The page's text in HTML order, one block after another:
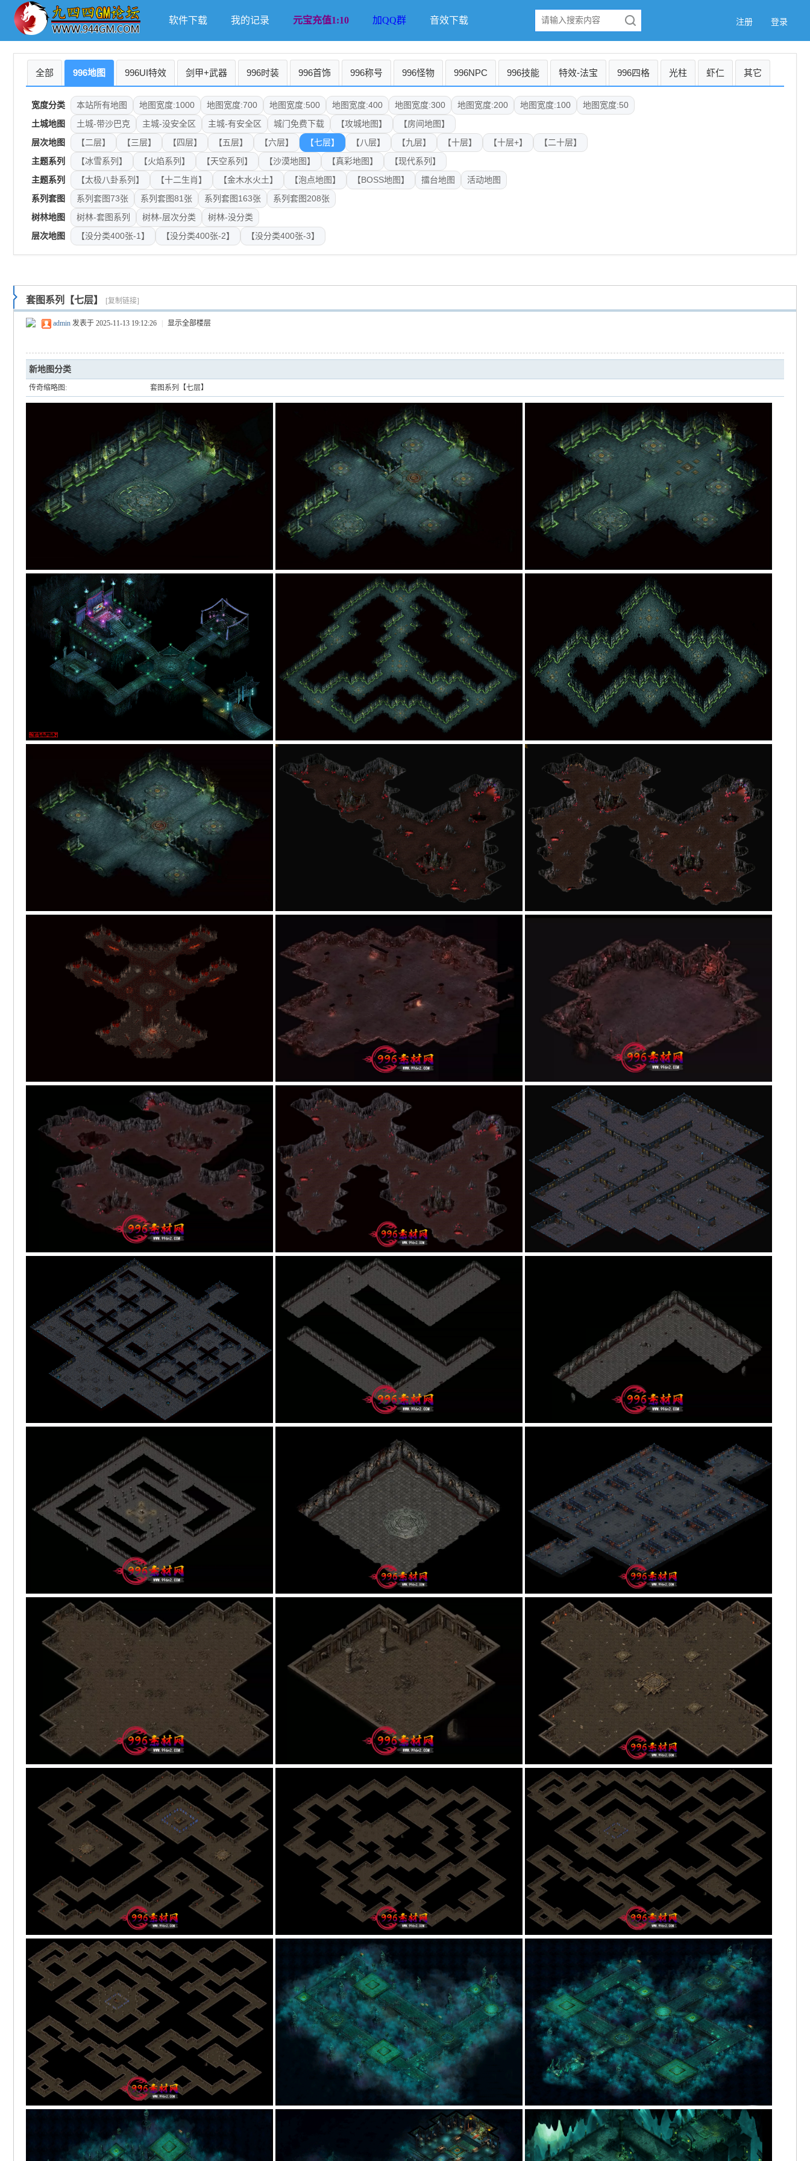
软件下载 我的记录 元宝充值1:10 加QQ群 音效下载 注册 登录
全部 996地图 996UI特效 剑甲+武器 996时装 996首饰 996称号 996怪物 996NPC 996技能 特效-法宝 996四格 光柱 虾仁 其它
宽度分类 本站所有地图 地图宽度:1000 地图宽度:700 地图宽度:500 地图宽度:400 地图宽度:300 地图宽度:200 地图宽度:100
地图宽度:50
土城地图
土城-带沙巴克 主城-没安全区 主城-有安全区 城门免费下载 【攻城地图】
【房间地图】
层次地图
【二层】 【三层】 【四层】 【五层】 【六层】 【七层】 【八层】 【九层】 【十层】 【十层+】
【二十层】
主题系列
【冰雪系列】 【火焰系列】 【天空系列】 【沙漠地图】 【真彩地图】
【现代系列】
主题系列
【太极八卦系列】 【十二生肖】 【金木水火土】 【泡点地图】 【BOSS地图】 擂台地图
活动地图
系列套图
系列套图73张 系列套图81张 系列套图163张
系列套图208张
树林地图
树林-套图系列 树林-层次分类
树林-没分类
层次地图
【没分类400张-1】 【没分类400张-2】 【没分类400张-3】
套图系列【七层】 [复制链接]
admin 发表于 2025-11-13 19:12:26 显示全部楼层
新地图分类
传奇缩略图: 套图系列【七层】